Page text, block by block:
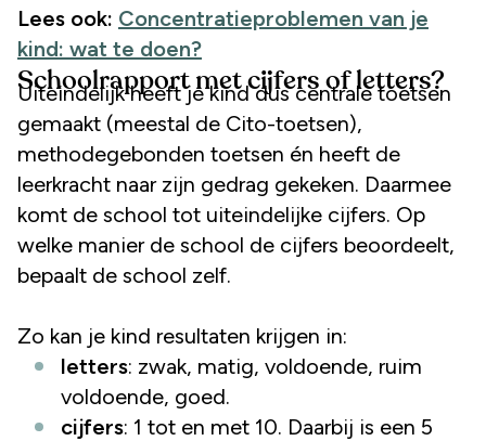
Lees ook: Concentratieproblemen van je
kind: wat te doen?
Schoolrapport met cijfers of letters?
Uiteindelijk heeft je kind dus centrale toetsen
gemaakt (meestal de Cito-toetsen),
methodegebonden toetsen én heeft de
leerkracht naar zijn gedrag gekeken. Daarmee
komt de school tot uiteindelijke cijfers. Op
welke manier de school de cijfers beoordeelt,
bepaalt de school zelf.
Zo kan je kind resultaten krijgen in:
letters: zwak, matig, voldoende, ruim
voldoende, goed.
cijfers: 1 tot en met 10. Daarbij is een 5